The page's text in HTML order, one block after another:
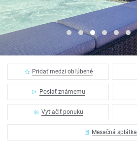
Pridať medzi obľúbené
Poslať známemu
Vytlačiť ponuku
Mesačná splátka